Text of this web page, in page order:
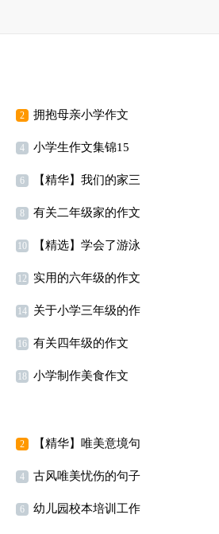
2 拥抱母亲小学作文
4 小学生作文集锦15
篇
6 【精华】我们的家三
年级作文汇编5篇
8 有关二年级家的作文
合集八篇
10 【精选】学会了游泳
三年级作文300字3篇
12 实用的六年级的作文
300字集锦9篇
14 关于小学三年级的作
文三篇
16 有关四年级的作文
300字合集5篇
18 小学制作美食作文
2 【精华】唯美意境句
子锦集79条
4 古风唯美忧伤的句子
6 幼儿园校本培训工作